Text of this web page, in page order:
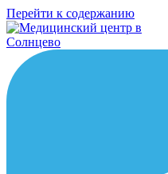
Перейти к содержанию